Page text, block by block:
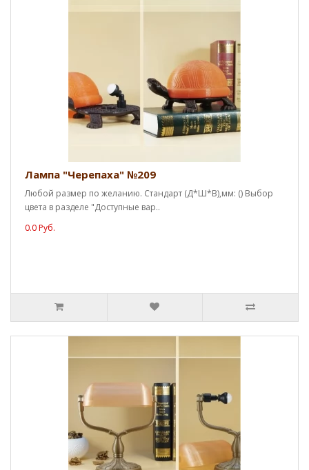
Лампа "Черепаха" №209
Любой размер по желанию. Стандарт (Д*Ш*В),мм: () Выбор
цвета в разделе "Доступные вар..
0.0 Руб.